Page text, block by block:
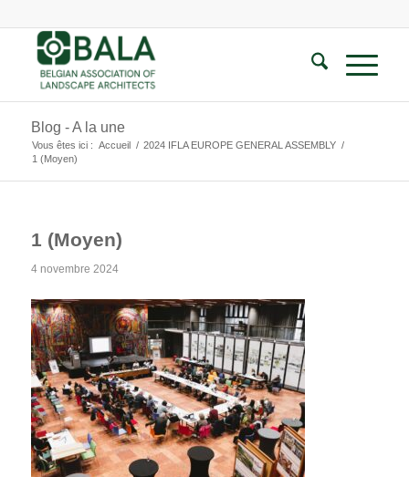
Blog - A la une
Vous êtes ici : Accueil / 2024 IFLA EUROPE GENERAL ASSEMBLY /
1 (Moyen)
1 (Moyen)
4 novembre 2024